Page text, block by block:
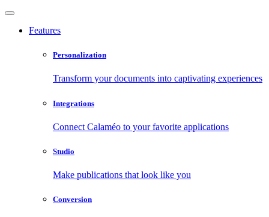
Features
Personalization
Transform your documents into captivating experiences
Integrations
Connect Calaméo to your favorite applications
Studio
Make publications that look like you
Conversion